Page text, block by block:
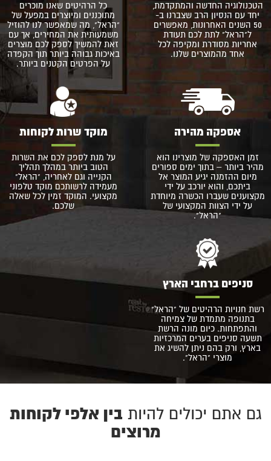
הטכנולוגיה החדשה והמתקדמת,
יחד עם הנסיון הרב שצברנו ב-
50 השנים האחרונות, מאפשרים
ל"הראל" לתת לכם תעודת
אחריות מסודרת ומקיפה לכל
אחד מהמוצרים שלנו.
כל הרהיטים שאנו מוכרים
מתוכננים ומיוצרים במפעל של
"הראל", מה שמאפשר לנו להוזיל
משמעותית את המחירים, אך עם
זאת להמשיך לספק לכם מוצרים
באיכות גבוהה ביותר תוך הקפדה
על הפרטים הקטנים ביותר.
אספקה מהירה
זמן האספקה של מוצרינו הוא
מהיר ביותר – בתוך ימים ספורים
מיום ההזמנה יגיע המוצר אל
ביתכם, והוא יורכב על ידי
מקצוענים שעברו הכשרה מיוחדת
על ידי הצוות המקצועי של
"הראל".
מוקד שרות לקוחות
על מנת לספק לכם את השרות
הטוב ביותר במהלך תהליך
הקנייה וגם לאחריה, "הראל"
מעמידה לרשותכם מוקד טלפוני
מקצועי. המוקד זמין לכל שאלה
שלכם.
סניפים ברחבי הארץ
רשת חנויות הרהיטים של "הראל"
בתנופה מתמדת של צמיחה
והתפתחות. כיום מונה הרשת
תשעה סניפים בערים המרכזיות
בארץ, ורק בהם ניתן להשיג את
מוצרי "הראל".
גם אתם יכולים להיות בין אלפי לקוחות
מרוצים